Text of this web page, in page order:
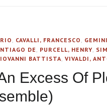
CAVALLI, FRANCESCO
DE PURCELL, HENRY
BATTISTA VIVALDI,
Excess Of